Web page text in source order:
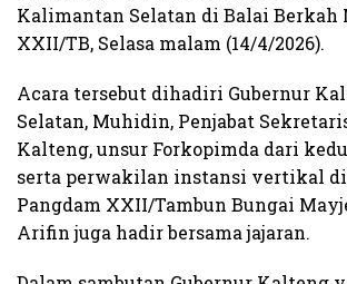
Kalimantan Selatan di Balai Berkah
XXII/TB, Selasa malam (14/4/2026).
Acara tersebut dihadiri Gubernur
Selatan, Muhidin, Penjabat
Kalteng, unsur Forkopimda dari
serta perwakilan instansi vertikal
Pangdam XXII/Tambun Bungai
Arifin juga hadir bersama jajaran.